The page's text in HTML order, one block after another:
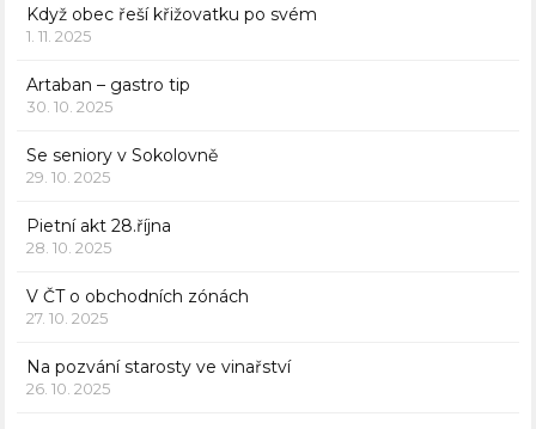
Když obec řeší křižovatku po svém
1. 11. 2025
Artaban – gastro tip
30. 10. 2025
Se seniory v Sokolovně
29. 10. 2025
Pietní akt 28.října
28. 10. 2025
V ČT o obchodních zónách
27. 10. 2025
Na pozvání starosty ve vinařství
26. 10. 2025